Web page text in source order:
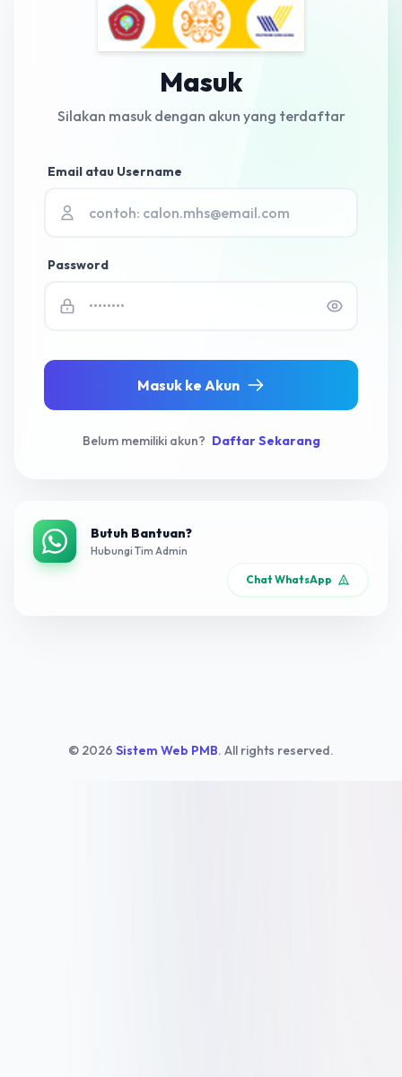
Masuk
Silakan masuk dengan akun yang terdaftar
Email atau Username
Password
Masuk ke Akun
Belum memiliki akun? Daftar Sekarang
Butuh Bantuan?
Hubungi Tim Admin
Chat WhatsApp
© 2026 Sistem Web PMB. All rights reserved.